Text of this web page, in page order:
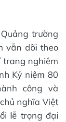
trường
vẫn dõi theo
trang nghiêm
Kỷ niệm 80
công và
nghĩa Việt
lễ trọng đại